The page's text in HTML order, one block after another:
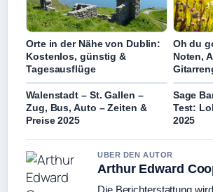
Orte in der Nähe von Dublin:
Kostenlos, günstig &
Tagesausflüge
Oh du
Noten,
Walenstadt – St. Gallen –
Zug, Bus, Auto – Zeiten &
Preise 2025
Sage
Test:
2025
UBER DEN AUTOR
Arthur Edward